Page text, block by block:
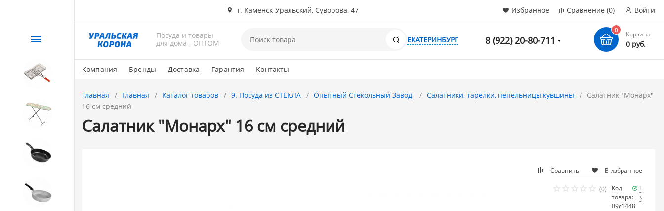
г. Каменск-Уральский, Суворова, 47 Избранное Сравнение (0) Войти
Посуда и товары
для дома - ОПТОМ
Поиск
ЕКАТЕРИНБУРГ 8 (922) 20-80-711
0
Корзина
0 руб.
Компания Бренды Доставка Гарантия Контакты
Каталог
СЕЗОННЫЙ товар
1. Завод Исток
Главная Главная Каталог товаров 9. Посуда из СТЕКЛА Опытный Стекольный Завод Салатники, тарелки, пепельницы,кувшины
Салатник "Монарх"
16 см средний
Салатник "Монарх" 16 см средний
Сравнить В избранное
(0)
Код
товара:
09с1448
много